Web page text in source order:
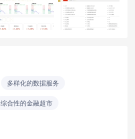
多样化的数据服务
综合性的金融超市